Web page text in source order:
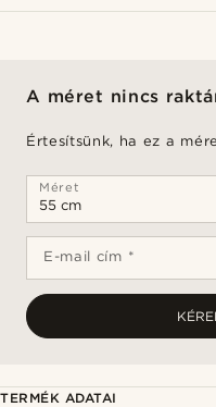
A méret nincs
Értesítsünk, ha ez a
Méret
E-mail cím *
TERMÉK ADATAI